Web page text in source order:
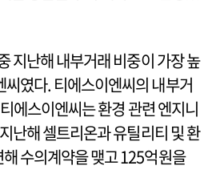
지난해 내부거래 비중이 가장 높
였다. 티에스이엔씨의 내부거
에스이엔씨는 환경 관련 엔지니
난해 셀트리온과 유틸리티 및 환
수의계약을 맺고 125억원을